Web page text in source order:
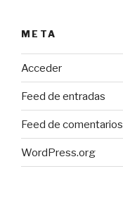
META
Acceder
Feed de entradas
Feed de comentarios
WordPress.org